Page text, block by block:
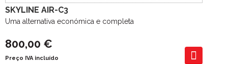
SKYLINE AIR-C3
Uma alternativa económica e completa
800,00 €
Preço IVA incluído